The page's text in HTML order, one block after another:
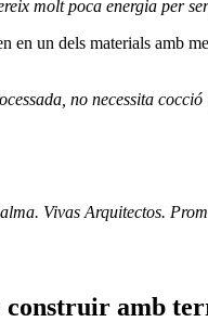
molt poca energia per
en un dels materials amb
no necessita
Vivas Arquitectos.
amb